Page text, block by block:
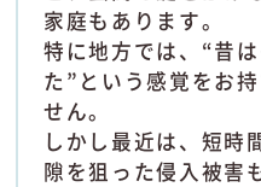
家庭もあります。
特に地方では、“昔
た”という感覚をお
せん。
しかし最近は、短時
隙を狙った侵入被害